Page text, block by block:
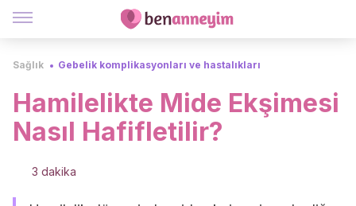
Sağlık Gebelik komplikasyonları ve hastalıkları
Hamilelikte Mide Ekşimesi
Nasıl Hafifletilir?
3 dakika